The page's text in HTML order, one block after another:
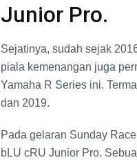
Junior Pro.
Sejatinya, sudah sejak
piala kemenangan juga
Yamaha R Series ini.
dan 2019.
Pada gelaran Sunday
bLU cRU Junior Pro.